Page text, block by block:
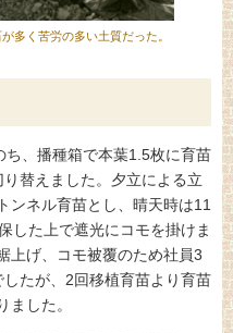
多く苦労の多い土質だった。
ち、播種箱で本葉1.5枚に育苗
替えました。夕立による立
ンネル育苗とし、晴天時は11
した上で遮光にコモを掛けま
上げ、コモ被覆のため社員3
たが、2回移植育苗より育苗
ました。